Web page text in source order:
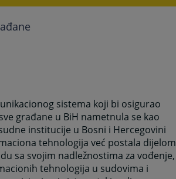
sistema koji bi osigurao
građane u BiH nametnula se kao
institucije u Bosni i Hercegovini
tehnologija već postala dijelom
sa svojim nadležnostima za vođenje,
tehnologija u sudovima i